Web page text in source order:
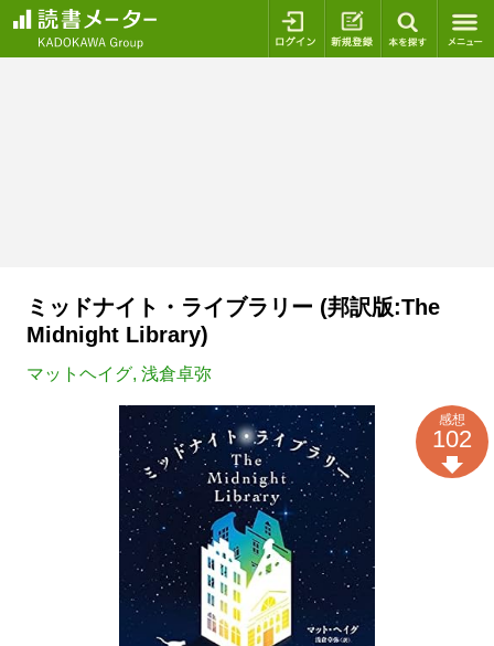
ログイン 新規登録
ミッドナイト・ライブラリー (邦訳版:The
Midnight Library)
マットヘイグ, 浅倉卓弥
感想
102